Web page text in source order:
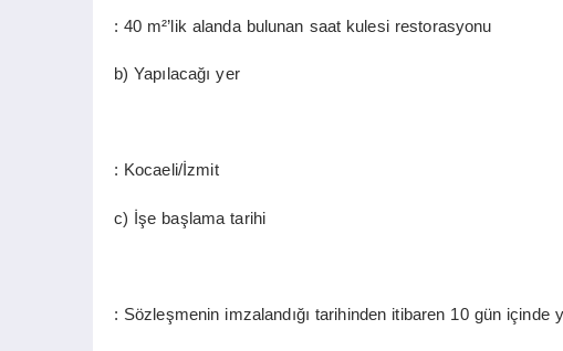
: 40 m²’lik alanda bulunan saat kulesi restorasyonu
b) Yapılacağı yer
: Kocaeli/İzmit
c) İşe başlama tarihi
: Sözleşmenin imzalandığı tarihinden itibaren 10 gün içinde